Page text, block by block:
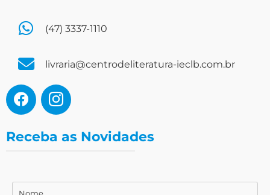
(47) 3337-1110
livraria@centrodeliteratura-ieclb.com.br
Receba as Novidades
Nome